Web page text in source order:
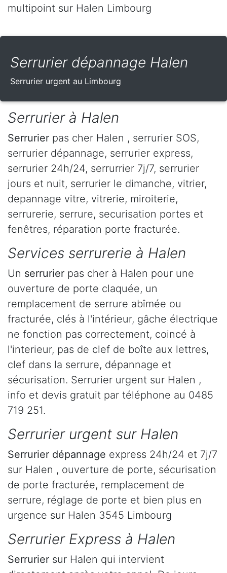
multipoint sur Halen Limbourg
Serrurier dépannage Halen
Serrurier urgent au Limbourg
Serrurier à Halen
Serrurier pas cher Halen , serrurier SOS,
serrurier dépannage, serrurier express,
serrurier 24h/24, serrurrier 7j/7, serrurier
jours et nuit, serrurier le dimanche, vitrier,
depannage vitre, vitrerie, miroiterie,
serrurerie, serrure, securisation portes et
fenêtres, réparation porte fracturée.
Services serrurerie à Halen
Un serrurier pas cher à Halen pour une
ouverture de porte claquée, un
remplacement de serrure abîmée ou
fracturée, clés à l'intérieur, gâche électrique
ne fonction pas correctement, coincé à
l'interieur, pas de clef de boîte aux lettres,
clef dans la serrure, dépannage et
sécurisation. Serrurier urgent sur Halen ,
info et devis gratuit par téléphone au 0485
719 251.
Serrurier urgent sur Halen
Serrurier dépannage express 24h/24 et 7j/7
sur Halen , ouverture de porte, sécurisation
de porte fracturée, remplacement de
serrure, réglage de porte et bien plus en
urgence sur Halen 3545 Limbourg
Serrurier Express à Halen
Serrurier sur Halen qui intervient